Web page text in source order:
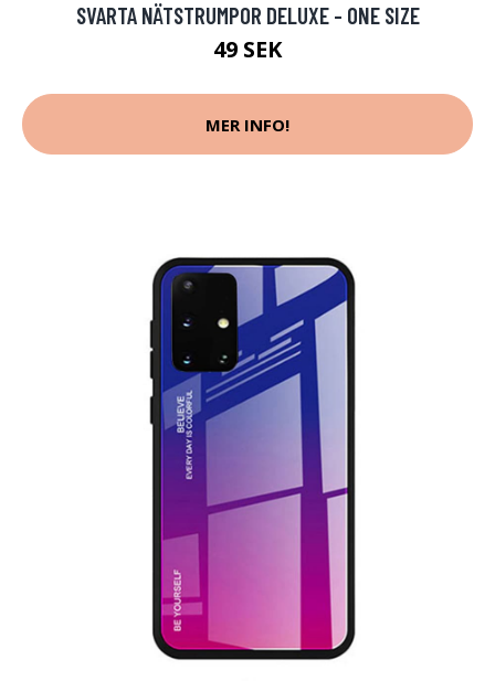
SVARTA NÄTSTRUMPOR DELUXE - ONE SIZE
49 SEK
MER INFO!